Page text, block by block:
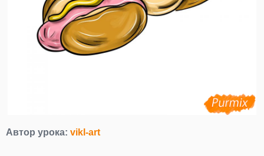
Автор урока: vikl-art